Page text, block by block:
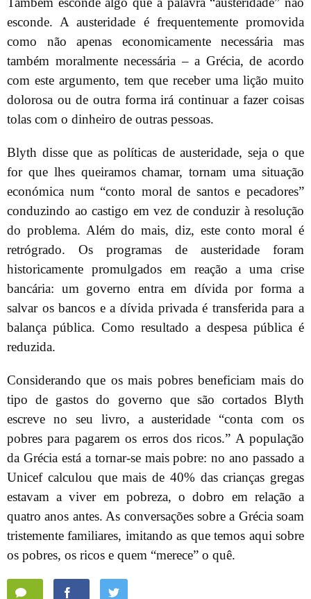
esconde. A austeridade é frequentemente promovida
como não apenas economicamente necessária mas
também moralmente necessária – a Grécia, de acordo
com este argumento, tem que receber uma lição muito
dolorosa ou de outra forma irá continuar a fazer coisas
tolas com o dinheiro de outras pessoas.
Blyth disse que as políticas de austeridade, seja o que
for que lhes queiramos chamar, tornam uma situação
económica num “conto moral de santos e pecadores”
conduzindo ao castigo em vez de conduzir à resolução
do problema. Além do mais, diz, este conto moral é
retrógrado. Os programas de austeridade foram
historicamente promulgados em reação a uma crise
bancária: um governo entra em dívida por forma a
salvar os bancos e a dívida privada é transferida para a
balança pública. Como resultado a despesa pública é
reduzida.
Considerando que os mais pobres beneficiam mais do
tipo de gastos do governo que são cortados Blyth
escreve no seu livro, a austeridade “conta com os
pobres para pagarem os erros dos ricos.” A população
da Grécia está a tornar-se mais pobre: no ano passado a
Unicef calculou que mais de 40% das crianças gregas
estavam a viver em pobreza, o dobro em relação a
quatro anos antes. As conversações sobre a Grécia soam
tristemente familiares, imitando as que temos aqui sobre
os pobres, os ricos e quem “merece” o quê.